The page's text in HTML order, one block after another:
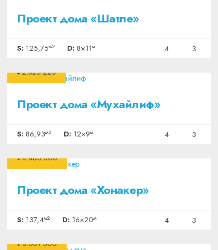
Проект дома «Шатле»
S: 125,75м2 D: 8×11м 4 3
₽2.825.225
Проект дома «Мухайлиф»
S: 86,93м2 D: 12×9м 4 3
₽4.465.500
Проект дома «Хонакер»
S: 137,4м2 D: 16×20м 4 3
₽3.061.500